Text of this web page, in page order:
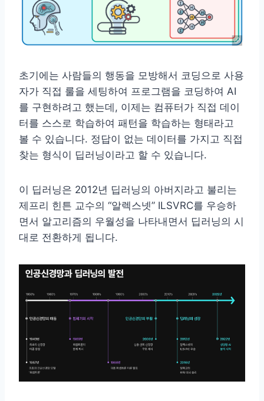
초기에는 사람들의 행동을 모방해서 코딩으로 사용
자가 직접 룰을 세팅하여 프로그램을 코딩하여 AI
를 구현하려고 했는데, 이제는 컴퓨터가 직접 데이
터를 스스로 학습하여 패턴을 학습하는 형태라고
볼 수 있습니다. 정답이 없는 데이터를 가지고 직접
찾는 형식이 딥러닝이라고 할 수 있습니다.
이 딥러닝은 2012년 딥러닝의 아버지라고 불리는
제프리 힌튼 교수의 “알렉스넷” ILSVRC를 우승하
면서 알고리즘의 우월성을 나타내면서 딥러닝의 시
대로 전환하게 됩니다.